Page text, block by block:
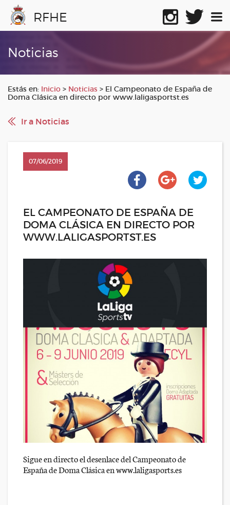
RFHE
Noticias
Estás en: Inicio > Noticias > El Campeonato de España de
Doma Clásica en directo por www.laligasportst.es
Ir a Noticias
07/06/2019
EL CAMPEONATO DE ESPAÑA DE
DOMA CLÁSICA EN DIRECTO POR
WWW.LALIGASPORTST.ES
Sigue en directo el desenlace del Campeonato de
España de Doma Clásica en www.laligasports.es